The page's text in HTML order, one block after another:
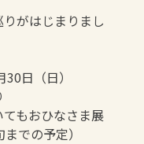
がはじまりまし
日（日）
てもおひなさま展
での予定）